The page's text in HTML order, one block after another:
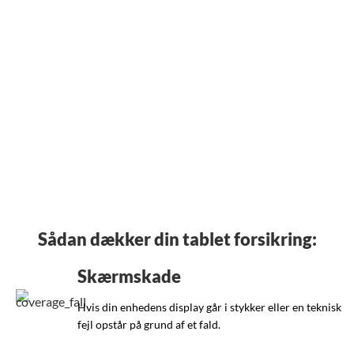
Sådan dækker din tablet forsikring:
Skærmskade
Hvis din enhedens display går i stykker eller en teknisk
fejl opstår på grund af et fald.